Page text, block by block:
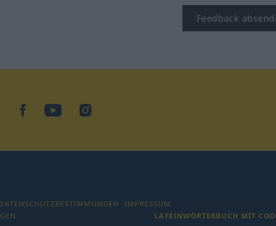
Feedback
facebookYouTubeInstagram
IMPRESSUM
LATEINWÖRTERBUCH MIT